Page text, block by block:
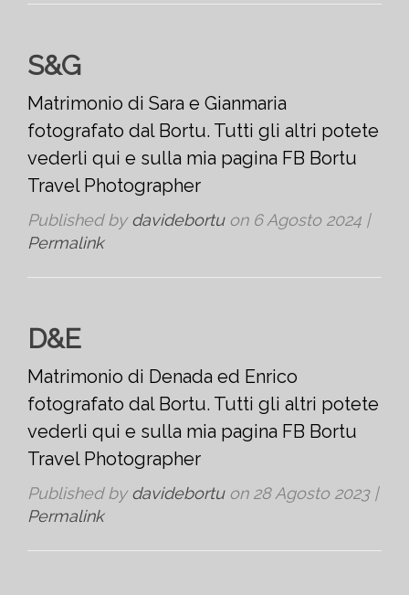
S&G
Matrimonio di Sara e Gianmaria
fotografato dal Bortu. Tutti gli altri potete
vederli qui e sulla mia pagina FB Bortu
Travel Photographer
Published by davidebortuon 6 Agosto 2024 |
Permalink
D&E
Matrimonio di Denada ed Enrico
fotografato dal Bortu. Tutti gli altri potete
vederli qui e sulla mia pagina FB Bortu
Travel Photographer
Published by davidebortuon 28 Agosto 2023|
Permalink